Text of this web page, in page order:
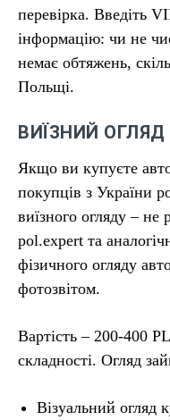
перевірка. Введіть
інформацію: чи не
немає обтяжень,
Польщі.
ВИЇЗНИЙ ОГЛЯД
Якщо ви купуєте
покупців з України
виїзного огляду – не
pol.expert та
фізичного огляду
фотозвітом.
Вартість – 200-400
складності. Огляд
Візуальний огляд